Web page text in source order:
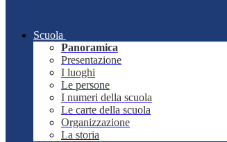
Scuola
Panoramica
Presentazione
I luoghi
Le persone
I numeri della scuola
Le carte della scuola
Organizzazione
La storia